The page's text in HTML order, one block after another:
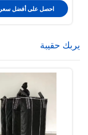
احصل على أفضل سعر
يربك حقيبة